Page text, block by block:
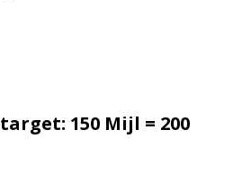
150 Mijl = 200